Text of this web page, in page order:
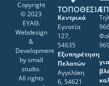
Copyright
© 2023
ΕΥΑΘ.
Webdesign
&
Development
bysmall
studio.
All rights
ΤΟΠΟΘΕΣΙΑ
Κεντρικά
Εγνατία
127,
54635
Εξυπηρέτηση
Πελατών
Αγγελάκη
6, 54621
για